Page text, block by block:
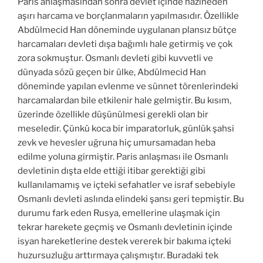
aşırı harcama ve borçlanmaların yapılmasıdır. Özellikle
Abdülmecid Han döneminde uygulanan plansız bütçe
harcamaları devleti dışa bağımlı hale getirmiş ve çok
zora sokmuştur. Osmanlı devleti gibi kuvvetli ve
dünyada sözü geçen bir ülke, Abdülmecid Han
döneminde yapılan evlenme ve sünnet törenlerindeki
harcamalardan bile etkilenir hale gelmiştir. Bu kısım,
üzerinde özellikle düşünülmesi gerekli olan bir
meseledir. Çünkü koca bir imparatorluk, günlük şahsi
zevk ve hevesler uğruna hiç umursamadan heba
edilme yoluna girmiştir. Paris anlaşması ile Osmanlı
devletinin dışta elde ettiği itibar gerektiği gibi
kullanılamamış ve içteki sefahatler ve israf sebebiyle
Osmanlı devleti aslında elindeki şansı geri tepmiştir. Bu
durumu fark eden Rusya, emellerine ulaşmak için
tekrar harekete geçmiş ve Osmanlı devletinin içinde
isyan hareketlerine destek vererek bir bakıma içteki
huzursuzluğu arttırmaya çalışmıştır. Buradaki tek